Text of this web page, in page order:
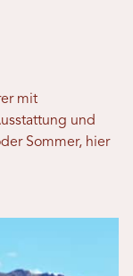
mit
und
Sommer, hier